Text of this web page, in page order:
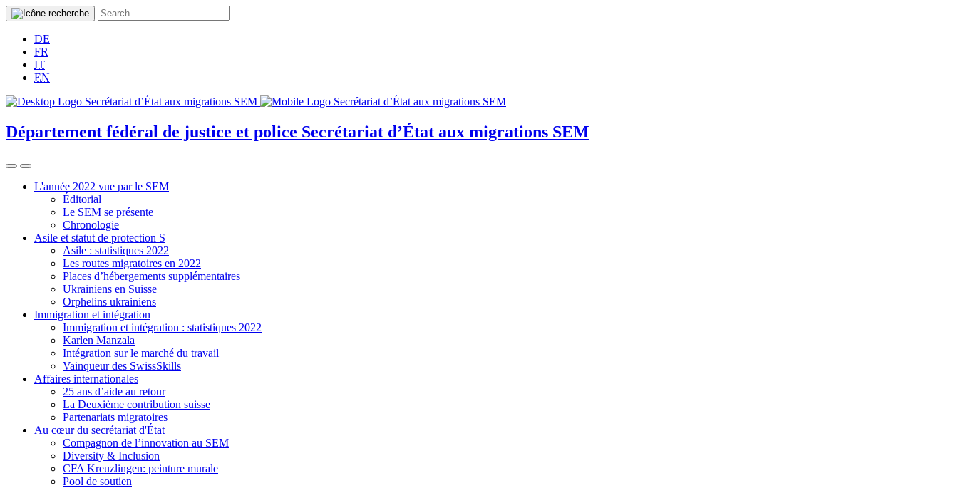
DE
FR
IT
EN
Département fédéral de justice et police Secrétariat d’État aux migrations SEM
L'année 2022 vue par le SEM
Éditorial
Le SEM se présente
Chronologie
Asile et statut de protection S
Asile : statistiques 2022
Les routes migratoires en 2022
Places d’hébergements supplémentaires
Ukrainiens en Suisse
Orphelins ukrainiens
Immigration et intégration
Immigration et intégration : statistiques 2022
Karlen Manzala
Intégration sur le marché du travail
Vainqueur des SwissSkills
Affaires internationales
25 ans d’aide au retour
La Deuxième contribution suisse
Partenariats migratoires
Au cœur du secrétariat d'État
Compagnon de l’innovation au SEM
Diversity & Inclusion
CFA Kreuzlingen: peinture murale
Pool de soutien